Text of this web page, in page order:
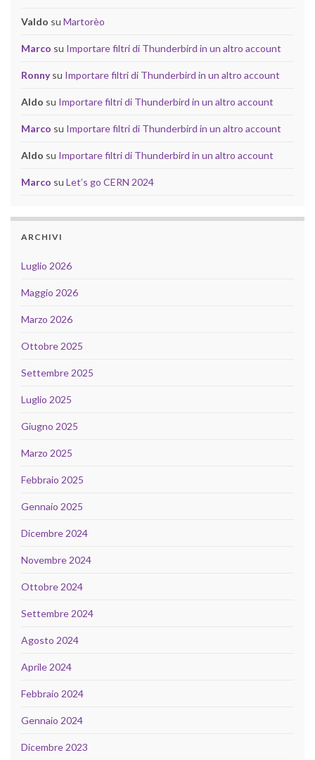
Valdo su Martorèo
Marco su Importare filtri di Thunderbird in un altro account
Ronnysu Importare filtri di Thunderbird in un altro account
Aldo su Importare filtri di Thunderbird in un altro account
Marco su Importare filtri di Thunderbird in un altro account
Aldo su Importare filtri di Thunderbird in un altro account
Marco su Let’s go CERN 2024
ARCHIVI
Luglio 2026
Maggio 2026
Marzo 2026
Ottobre 2025
Settembre 2025
Luglio 2025
Giugno 2025
Marzo 2025
Febbraio 2025
Gennaio 2025
Dicembre 2024
Novembre 2024
Ottobre 2024
Settembre 2024
Agosto 2024
Aprile 2024
Febbraio 2024
Gennaio 2024
Dicembre 2023